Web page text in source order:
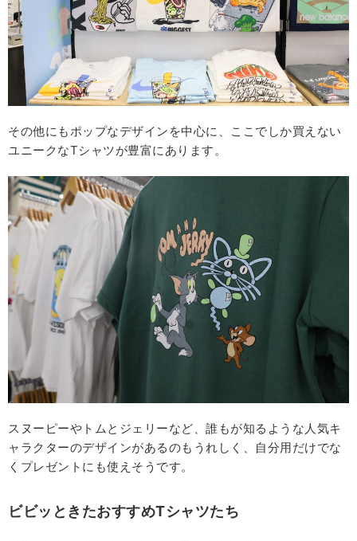
その他にもポップなデザインを中心に、ここでしか買えない
ユニークなTシャツが豊富にあります。
スヌーピーやトムとジェリーなど、誰もが知るような人気キ
ャラクターのデザインがあるのもうれしく、自分用だけでな
くプレゼントにも使えそうです。
ビビッときたおすすめTシャツたち